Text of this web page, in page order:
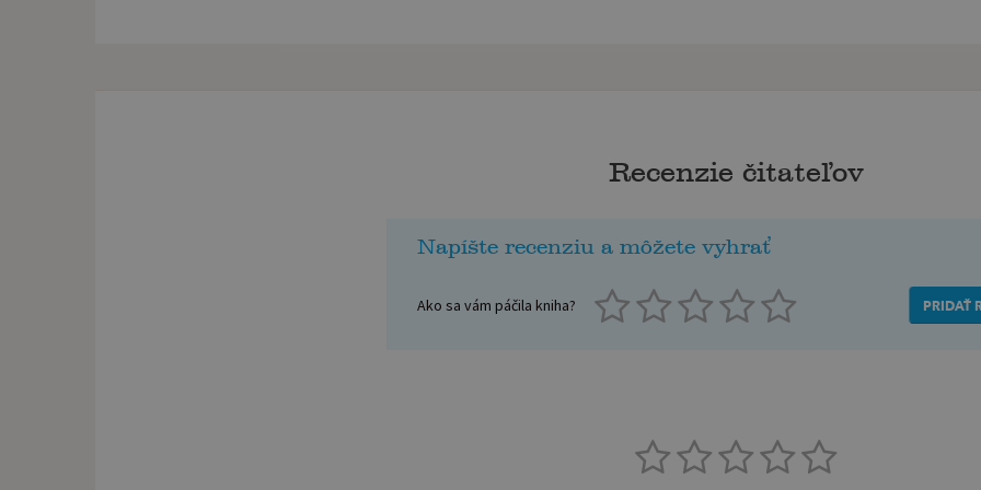
Recenzie čitateľov
Napíšte recenziu a môžete vyhrať
Ako sa vám páčila kniha? PRIDAŤ